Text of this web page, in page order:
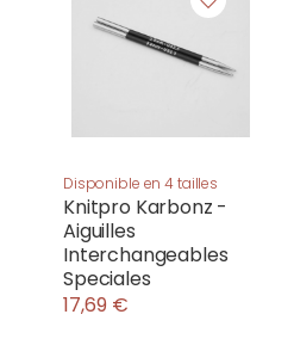
Disponible en 4 tailles
Knitpro Karbonz -
Aiguilles
Interchangeables
Speciales
17,69 €